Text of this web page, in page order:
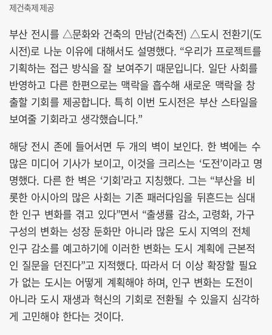
제건축제 제공
부산 전시를 △문화와 건축의 만남(건축전) △도시 전환기(도
시전)로 나눈 이유에 대해서도 설명했다. “우리가 프로젝트를
기획하는 접근 방식을 잘 보여주기 때문입니다. 일단 사회를
반영하고 다른 한편으로는 맥락을 흡수해 새로운 맥락을 창
출할 기회를 제공합니다. 특히 이번 도시전은 부산 스타일을
보여줄 기회라고 생각했습니다.”
해당 전시 존에 들어서면 두 개의 벽이 보인다. 한 벽에는 수
많은 미디어 기사가 보이고, 이것을 크리스는 ‘도전’이라고 명
명했다. 다른 한 벽은 ‘기회’라고 지칭했다. 그는 “부산을 비
롯한 아시아의 많은 사회는 기존 패러다임을 뒤흔드는 심대
한 인구 변화를 겪고 있다”면서 “출생률 감소, 고령화, 가구
구성의 변화는 성장 둔화만 아니라 많은 도시 지역의 전체
인구 감소를 예고하기에 이러한 변화는 도시 계획에 근본적
인 질문을 던진다”고 지적했다. 따라서 더 이상 확장할 필요
가 없는 도시는 어떻게 계획해야 하며, 인구 변화는 도전이
아니라 도시 재생과 혁신의 기회로 전환될 수 있을지 심각하
게 고민해야 한다는 것이다.